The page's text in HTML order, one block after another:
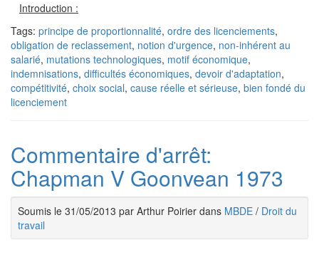
Introduction :
Tags: principe de proportionnalité, ordre des licenciements,
obligation de reclassement, notion d'urgence, non-inhérent au
salarié, mutations technologiques, motif économique,
indemnisations, difficultés économiques, devoir d'adaptation,
compétitivité, choix social, cause réelle et sérieuse, bien fondé du
licenciement
Commentaire d'arrêt:
Chapman V Goonvean 1973
Soumis le 31/05/2013 par Arthur Poirier dans MBDE / Droit du
travail